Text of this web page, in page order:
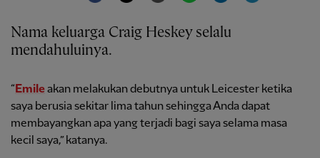
Nama keluarga Craig Heskey selalu
mendahuluinya.
“ Emileakan melakukan debutnya untuk Leicester ketika
saya berusia sekitar lima tahun sehingga Anda dapat
membayangkan apa yang terjadi bagi saya selama masa
kecil saya,” katanya.